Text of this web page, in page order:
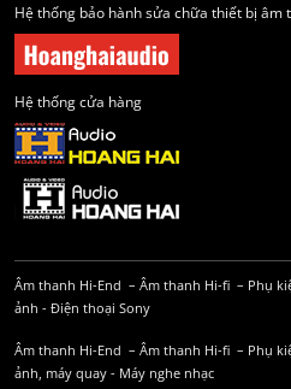
Hệ thống bảo hành sửa chữa thiết bị âm
Hệ thống cửa hàng
Âm thanh Hi-End – Âm thanh Hi-fi – Phụ
ảnh - Điện thoại Sony
Âm thanh Hi-End – Âm thanh Hi-fi – Phụ
ảnh, máy quay - Máy nghe nhạc